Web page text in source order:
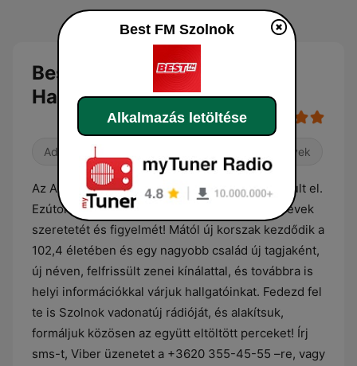
Best FM Szolnok Online
Hallgatás
Adult Contemporary 90-es évek
Az Amadeus Rádió szinte pontosan tíz éve indult el.
Ezúton is szeretnénk megköszönni az elmúlt évek
szeretetét és figyelmét! Mától új korszak kezdődik a
102,4 életében és egy nagyobb család új tagjaként,
új néven, felfrissült zenei kínálattal, és továbbra is
helyi információkkal várjuk hallgatóinkat. Fedezd fel
te is Szolnok vadonatúj rádióját, és alakítsuk,
formáljuk közösen az együtt eltöltött perceket! Írj
sms-t, Viber üzenetet a +3620 355-45-55 –re, vagy
Best FM Szolnok
Alkalmazás letöltése